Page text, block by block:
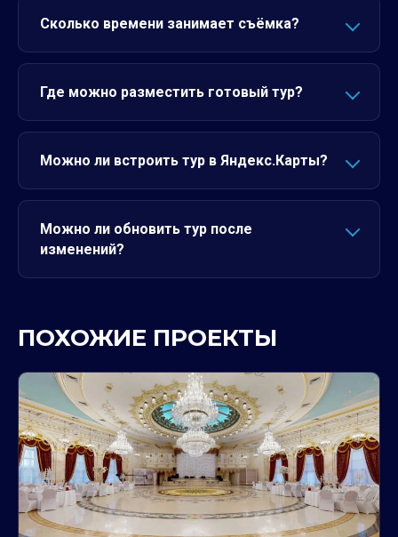
Сколько времени занимает съёмка?
Где можно разместить готовый тур?
Можно ли встроить тур в Яндекс.Карты?
Можно ли обновить тур после
изменений?
ПОХОЖИЕ ПРОЕКТЫ